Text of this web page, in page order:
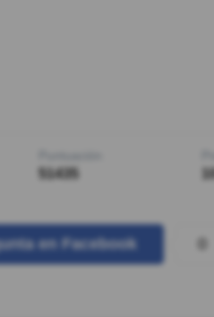
51435 10
en Facebook